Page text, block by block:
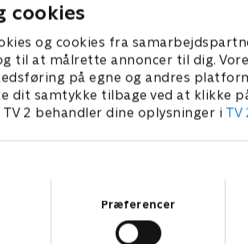
cookies
og cookies fra
til at målrette annoncer til dig.
på egne og andres
dit samtykke tilbage ved at klikke
2 behandler dine oplysninger i
Præferencer